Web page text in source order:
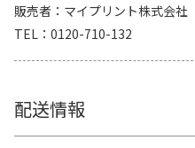
販売者
マイプリント株式会社
TEL
0120-710-132
配送情報